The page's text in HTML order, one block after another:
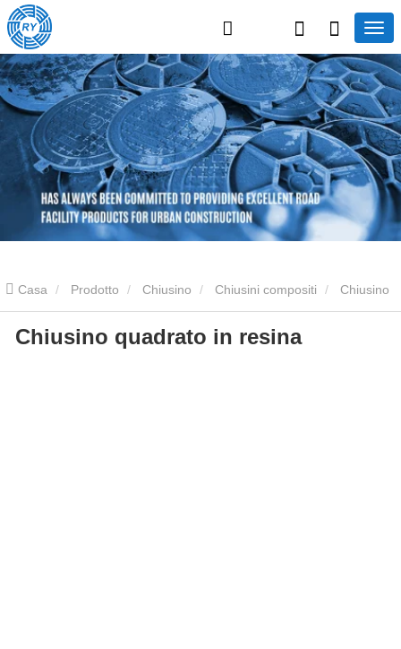
Casa Prodotto Chiusino Chiusini compositi
quadrato in resina
Chiusino quadrato in resina